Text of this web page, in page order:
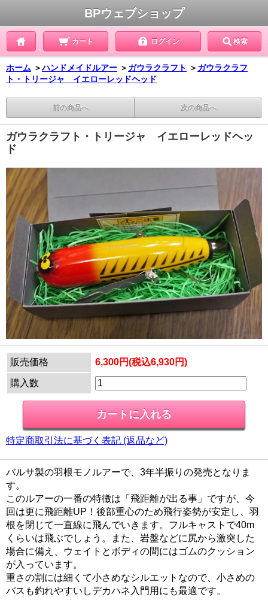
BPウェブショップ
カート ログイン 検索
ホーム ＞ハンドメイドルアー ＞ ガウラクラフト ＞ ガウラクラフ
ト・トリージャ イエローレッドヘッド
前の商品へ 次の商品へ
ガウラクラフト・トリージャ イエローレッドヘッ
ド
販売価格 6,300円(税込6,930円)
購入数
特定商取引法に基づく表記 (返品など)
バルサ製の羽根モノルアーで、3年半振りの発売となりま
す。
このルアーの一番の特徴は「飛距離が出る事」ですが、今
回は更に飛距離UP！後部重心のため飛行姿勢が安定し、羽
根を閉じて一直線に飛んでいきます。フルキャストで40m
くらいは飛ぶでしょう。また、岩盤などに尻から激突した
場合に備え、ウェイトとボディの間にはゴムのクッション
が入っています。
重さの割には細くて小さめなシルエットなので、小さめの
バスも釣れやすいしデカハネ入門用にも最適です。